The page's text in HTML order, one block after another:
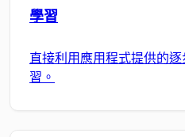
學習
直接利用應用程式提供的
習。